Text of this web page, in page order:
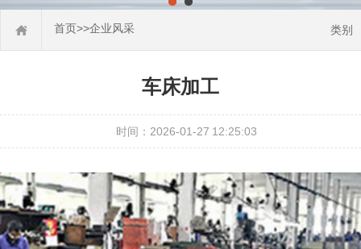
首页>>企业风采 类别
车床加工
时间：2026-01-27 12:25:03